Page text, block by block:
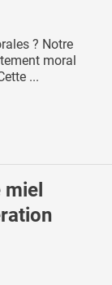
? Notre
moral
...
miel